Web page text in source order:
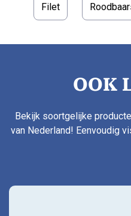
Filet
OOK
Bekijk soortgelijke
van Nederland! Eenvoudig